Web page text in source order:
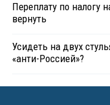
Переплату по налогу
вернуть
Усидеть на двух
«анти-Россией»?